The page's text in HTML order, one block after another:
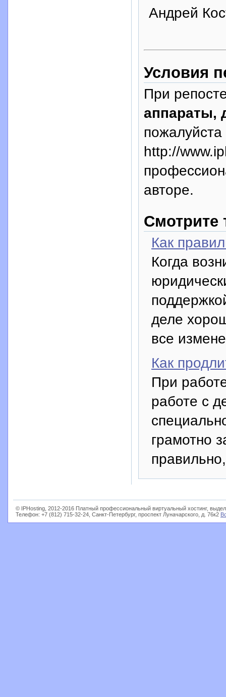
Андрей
Условия
При
аппараты,
пожалуйста
http://
авторе.
Смотрите
Как
Когда
деле
все
Как
При
работе с
грамотно
© IPHosting, 2012-2016 Платный профессиональный виртуальный хостинг,
Телефон: +7 (812) 715-32-24, Санкт-Петербург, проспект Луначарского, д. 76к2